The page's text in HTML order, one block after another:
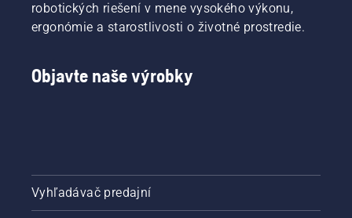
robotických riešení v mene vysokého výkonu,
ergonómie a starostlivosti o životné prostredie.
Objavte naše výrobky
Vyhľadávač predajní